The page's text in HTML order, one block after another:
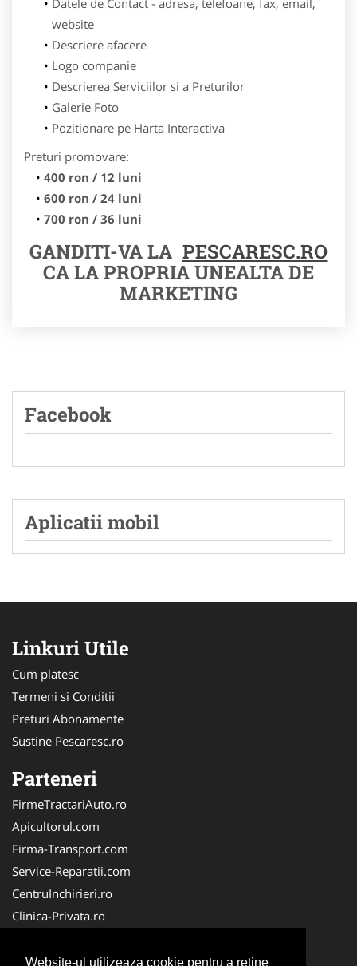
Website-ul utilizeaza cookie pentru a reţine
website
Descriere afacere
Logo companie
Descrierea Serviciilor si a Preturilor
Galerie Foto
Pozitionare pe Harta Interactiva
Preturi promovare:
400 ron / 12 luni
600 ron / 24 luni
700 ron / 36 luni
GANDITI-VA LA PESCARESC.RO
CA LA PROPRIA UNEALTA DE
MARKETING
Facebook
Aplicatii mobil
Linkuri Utile
Cum platesc
Termeni si Conditii
Preturi Abonamente
Sustine Pescaresc.ro
Parteneri
FirmeTractariAuto.ro
Apicultorul.com
Firma-Transport.com
Service-Reparatii.com
CentruInchirieri.ro
Clinica-Privata.ro
Servicii-DDD.com